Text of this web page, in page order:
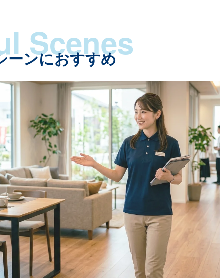
ーンにおすすめ